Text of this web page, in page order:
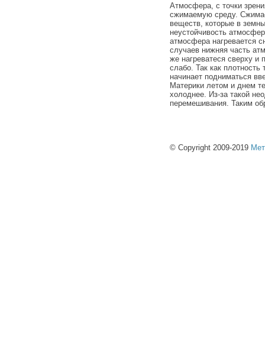
Атмосфера, с точки
сжимаемую среду.
веществ, которые в
неустойчивость
атмосфера нагревается
случаев нижняя часть
же нагреватеся сверху и
слабо. Так как
начинает подниматься
Материки летом и днем
холоднее. Из-за такой
перемешивания. Таким
© Copyright 2009-2019